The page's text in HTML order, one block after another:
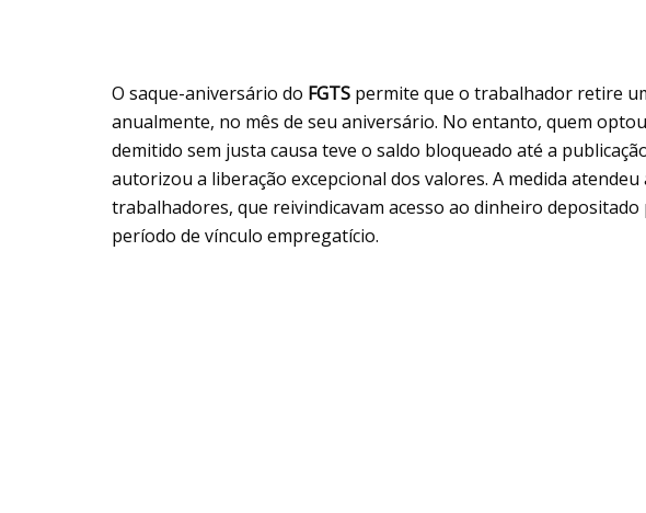
O saque-aniversário do FGTS permite que o trabalhador retire
anualmente, no mês de seu aniversário. No entanto, quem
demitido sem justa causa teve o saldo bloqueado até a
autorizou a liberação excepcional dos valores. A medida
trabalhadores, que reivindicavam acesso ao dinheiro
período de vínculo empregatício.